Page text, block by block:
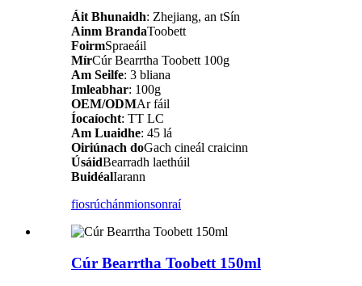
Áit Bhunaidh: Zhejiang, an tSín
Ainm BrandaToobett
FoirmSpraeáil
MírCúr Bearrtha Toobett 100g
Am Seilfe: 3 bliana
Imleabhar: 100g
OEM/ODMAr fáil
Íocaíocht: TT LC
Am Luaidhe: 45 lá
Oiriúnach doGach cineál craicinn
ÚsáidBearradh laethúil
BuidéalIarann
fiosrúchánmionsonraí
Cúr Bearrtha Toobett 150ml